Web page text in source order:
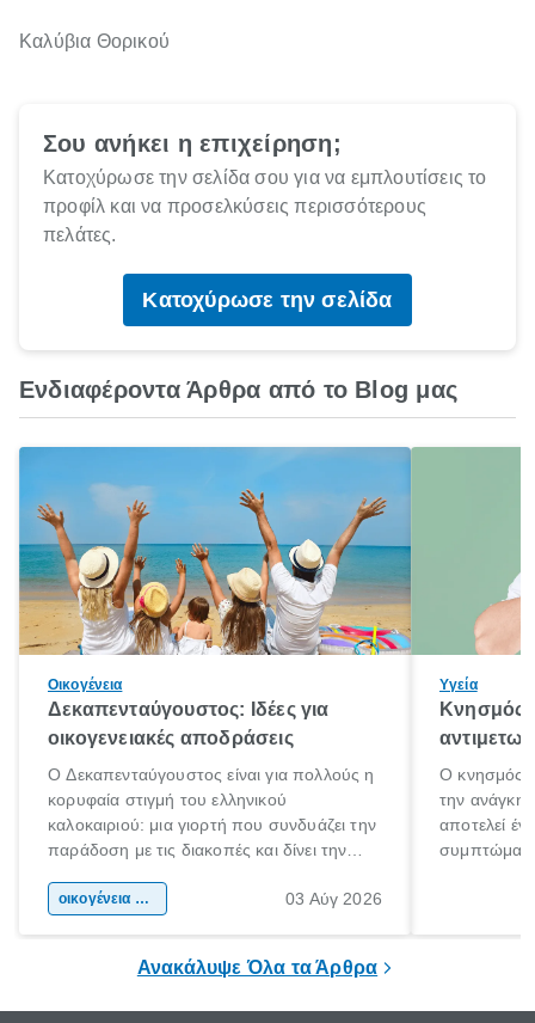
Καλύβια Θορικού
Σου ανήκει η επιχείρηση;
Κατοχύρωσε την σελίδα σου για να εμπλουτίσεις το
προφίλ και να προσελκύσεις περισσότερους
πελάτες.
Κατοχύρωσε την σελίδα
Ενδιαφέροντα Άρθρα από το Blog μας
Οικογένεια
Δεκαπενταύγουστος: Ιδέες για
οικογενειακές αποδράσεις
Ο Δεκαπενταύγουστος είναι για πολλούς η
κορυφαία στιγμή του ελληνικού
καλοκαιριού: μια γιορτή που συνδυάζει την
παράδοση με τις διακοπές και δίνει την
χώρας. Είτε πρόκειται για λίγες μέρες
οικογένεια & παιδί 03 Αύγ 2026
Υγεία
Κνησμός:
Ο κνησμός
την ανάγκη
αποτελεί
Ανακάλυψε Όλα τα Άρθρα